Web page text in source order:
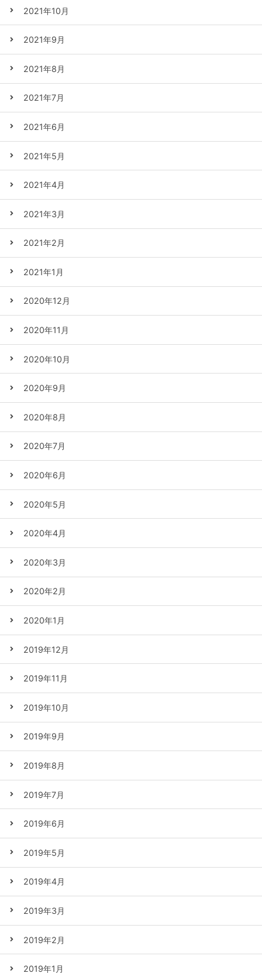
2021年10月
2021年9月
2021年8月
2021年7月
2021年6月
2021年5月
2021年4月
2021年3月
2021年2月
2021年1月
2020年12月
2020年11月
2020年10月
2020年9月
2020年8月
2020年7月
2020年6月
2020年5月
2020年4月
2020年3月
2020年2月
2020年1月
2019年12月
2019年11月
2019年10月
2019年9月
2019年8月
2019年7月
2019年6月
2019年5月
2019年4月
2019年3月
2019年2月
2019年1月